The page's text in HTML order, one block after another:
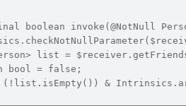
boolean invoke(@NotNull
list =
bool = false;
&